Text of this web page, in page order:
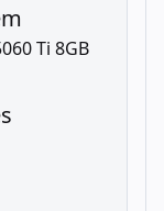
Ti 8GB